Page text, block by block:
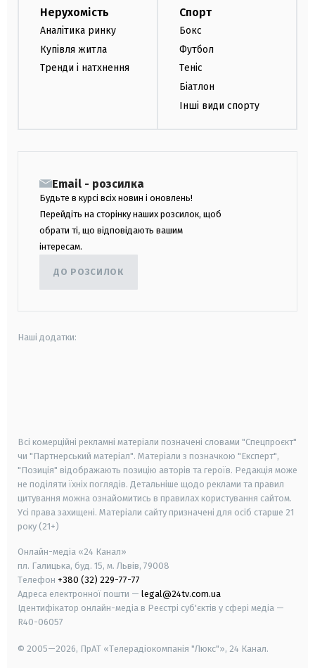
Нерухомість
Аналітика ринку
Купівля житла
Тренди і натхнення
Спорт
Бокс
Футбол
Теніс
Біатлон
Інші види спорту
Email - розсилка
Будьте в курсі всіх новин і оновлень!
Перейдіть на сторінку наших розсилок, щоб
обрати ті, що відповідають вашим
інтересам.
ДО РОЗСИЛОК
Наші додатки:
Всі комерційні рекламні матеріали позначені словами "Спецпроєкт"
чи "Партнерський матеріал". Матеріали з позначкою "Експерт",
"Позиція" відображають позицію авторів та героїв. Редакція може
не поділяти їхніх поглядів. Детальніше щодо реклами та правил
цитування можна ознайомитись в правилах користування сайтом.
Усі права захищені. Матеріали сайту призначені для осіб старше 21
року (21+)
Онлайн-медіа «24 Канал»
пл. Галицька, буд. 15, м. Львів, 79008
Телефон +380 (32) 229-77-77
Адреса електронної пошти — legal@24tv.com.ua
Ідентифікатор онлайн-медіа в Реєстрі суб'єктів у сфері медіа —
R40-06057
© 2005—2026, ПрАТ «Телерадіокомпанія "Люкс"», 24 Канал.